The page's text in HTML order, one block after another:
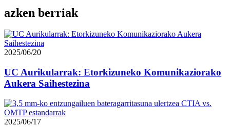
azken berriak
2025/06/20
UC Aurikularrak: Etorkizuneko Komunikaziorako
Aukera Saihestezina
2025/06/17